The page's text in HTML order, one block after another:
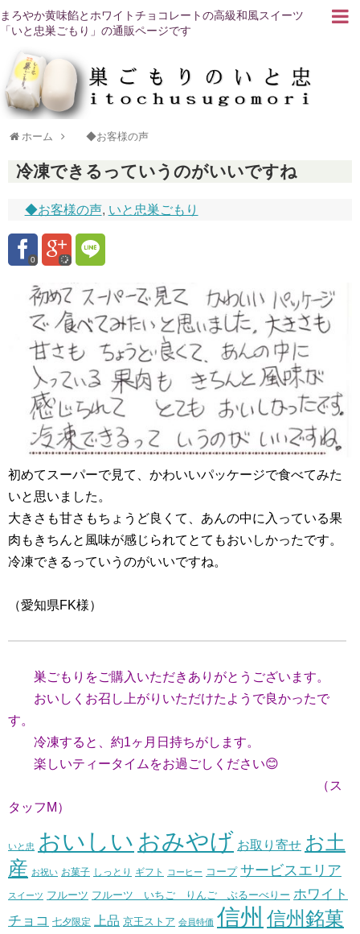
まろやか黄味餡とホワイトチョコレートの高級和風スイーツ
「いと忠巣ごもり」の通販ページです
ホーム ◆お客様の声
冷凍できるっていうのがいいですね
◆お客様の声, いと忠巣ごもり
0
初めてスーパーで見て、かわいいパッケージで食べてみた
いと思いました。
大きさも甘さもちょうど良くて、あんの中に入っている果
肉もきちんと風味が感じられてとてもおいしかったです。
冷凍できるっていうのがいいですね。
（愛知県FK様）
巣ごもりをご購入いただきありがとうございます。
おいしくお召し上がりいただけたようで良かったで
す。
冷凍すると、約1ヶ月日持ちがします。
楽しいティータイムをお過ごしください😊
（ス
タッフM）
いと忠 おいしい おみやげ お取り寄せ お土
産 お祝い お菓子 しっとり ギフト コーヒー コープ サービスエリア
スイーツ フルーツ フルーツ いちご りんご ぶるーべりー ホワイト
チョコ 七夕限定 上品 京王ストア 会員特価 信州 信州銘菓